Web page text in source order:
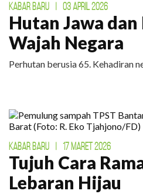
KABAR BARU 03 APRIL 2026
Hutan Jawa
Wajah Negara
Perhutan berusia 65. Kehadiran
KABAR BARU 17 MARET 2026
Tujuh Cara
Lebaran Hijau